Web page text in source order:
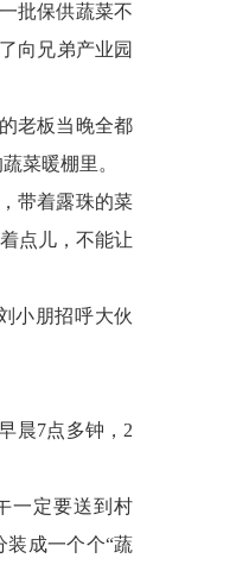
批保供蔬菜不
向兄弟产业园
老板当晚全都
菜暖棚里。
带着露珠的菜
点儿，不能让
小朋招呼大伙
晨7点多钟，2
一定要送到村
装成一个个“蔬